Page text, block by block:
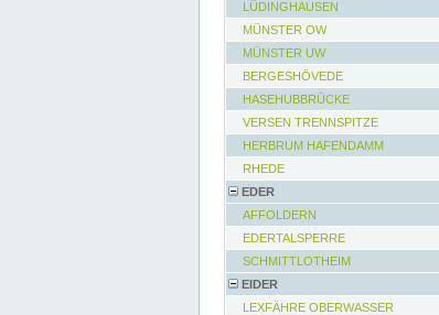
LÜDINGHAUSEN
MÜNSTER OW
MÜNSTER UW
BERGESHÖVEDE
HASEHUBBRÜCKE
VERSEN TRENNSPITZE
HERBRUM HAFENDAMM
RHEDE
EDER
AFFOLDERN
EDERTALSPERRE
SCHMITTLOTHEIM
EIDER
LEXFÄHRE OBERWASSER